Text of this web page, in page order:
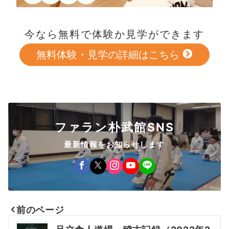
今なら無料で体験か見学ができます
無料体験・見学の詳細はこちら
ファラン朴武館SNS
最新情報をお知らせします
投
前のページ